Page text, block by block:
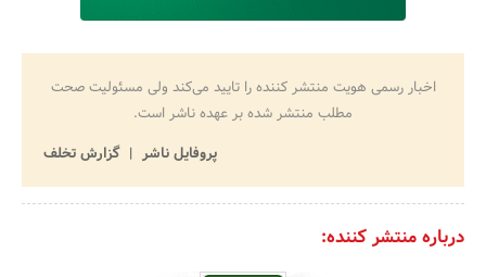
اخبار رسمی هویت منتشر کننده را تایید می‌کند ولی مسئولیت صحت
مطلب منتشر شده بر عهده ناشر است.
پروفایل ناشر
گزارش تخلف
درباره منتشر کننده: